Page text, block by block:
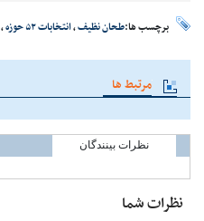
برچسب ها:طحان نظیف،انتخابات ۵۲ حوزه‌ ،
مرتبط ها
نظرات بینندگان
نظرات شما